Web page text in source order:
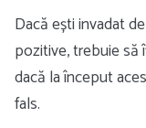
Dacă ești invadat
pozitive, trebuie
dacă la început
fals.